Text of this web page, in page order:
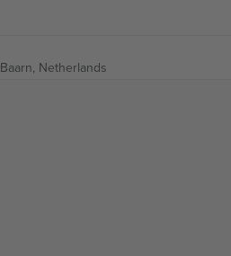
Baarn, Netherlands